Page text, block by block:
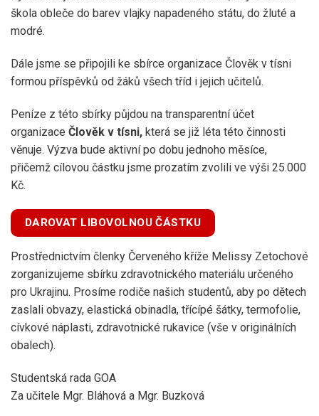
škola obleče do barev vlajky napadeného státu, do žluté a
modré.
Dále jsme se připojili ke sbírce organizace Člověk v tísni
formou příspěvků od žáků všech tříd i jejich učitelů.
Peníze z této sbírky půjdou na transparentní účet
organizace Člověk v tísni, která se již léta této činnosti
věnuje. Výzva bude aktivní po dobu jednoho měsíce,
přičemž cílovou částku jsme prozatím zvolili ve výši 25.000
Kč.
DAROVAT LIBOVOLNOU ČÁSTKU
Prostřednictvím členky Červeného kříže Melissy Zetochové
zorganizujeme sbírku zdravotnického materiálu určeného
pro Ukrajinu. Prosíme rodiče našich studentů, aby po dětech
zaslali obvazy, elastická obinadla, třícípé šátky, termofolie,
cívkové náplasti, zdravotnické rukavice (vše v originálních
obalech).
Studentská rada GOA
Za učitele Mgr. Bláhová a Mgr. Buzková